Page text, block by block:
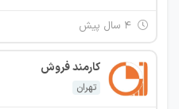
کارمند فروش
تهران